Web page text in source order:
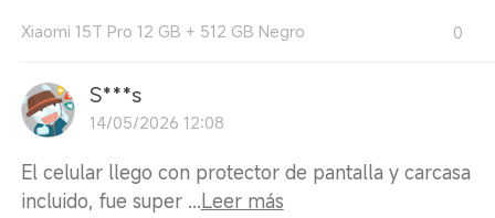
Xiaomi 15T Pro 12 GB + 512 GB Negro 0
S***s
14/05/2026 12:08
El celular llego con protector de pantalla y carcasa
incluido, fue super ...Leer más